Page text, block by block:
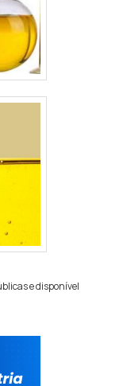
e disponível